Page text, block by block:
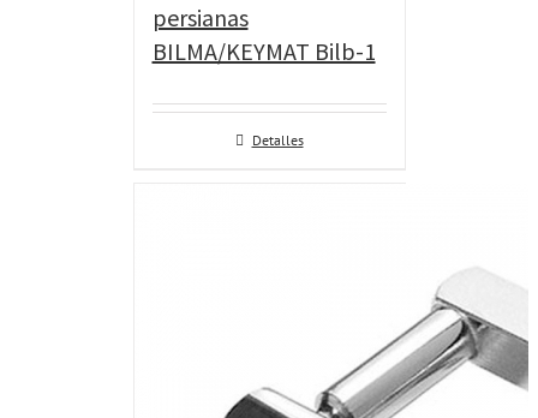
persianas
BILMA/KEYMAT Bilb-1
Detalles